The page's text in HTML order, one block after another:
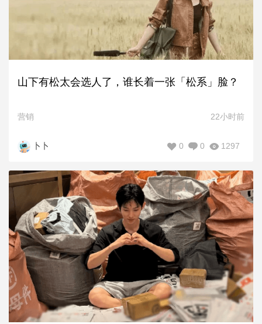
山下有松太会选人了，谁长着一张「松系」脸？
营销 22小时前
卜卜 1297
0
0